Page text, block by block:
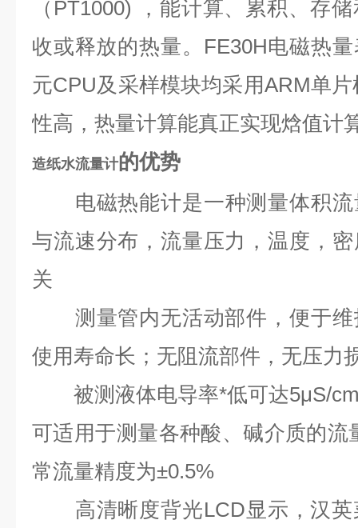
（PT1000) ，能计算、累积、存
收或释放的热量。FE30H电磁热
元CPU及采样模块均采用ARM单
性高，热量计算能真正实现焓值计
造纸水流量计的优势
电磁热能计是一种测量体积
与流速分布，流量压力，温度，
关
测量管内无活动部件，便于维
使用寿命长；无阻流部件，无压力
被测液体电导率*低可达5μS/cm
可适用于测量各种酸、碱介质的流
常流量精度为±0.5%
高清晰度背光LCD显示，汉英